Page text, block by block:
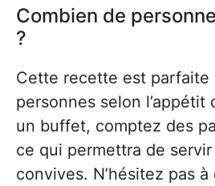
Combien de
?
Cette recette est parfaite
personnes selon l’appétit
un buffet, comptez des
ce qui permettra de servir
convives. N’hésitez pas